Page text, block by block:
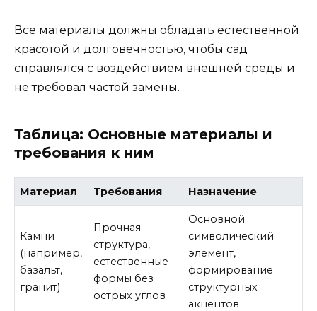
Все материалы должны обладать естественной
красотой и долговечностью, чтобы сад
справлялся с воздействием внешней среды и
не требовал частой замены.
Таблица: Основные материалы и
требования к ним
Материал Требования Назначение
Камни
(например,
базальт,
гранит)
Прочная
структура,
естественные
формы без
острых углов
Основной
символический
элемент,
формирование
структурных
акцентов